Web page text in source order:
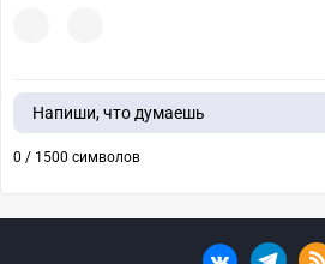
Напиши, что думаешь
0 / 1500 символов